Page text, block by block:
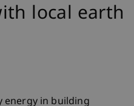
local earth
energy in building